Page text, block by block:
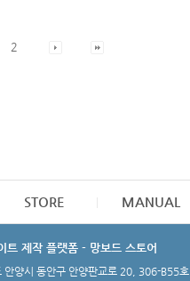
2
STORE MANUAL
트 제작 플랫폼 - 망보드 스토어
안양시 동안구 안양판교로 20, 306-B55호